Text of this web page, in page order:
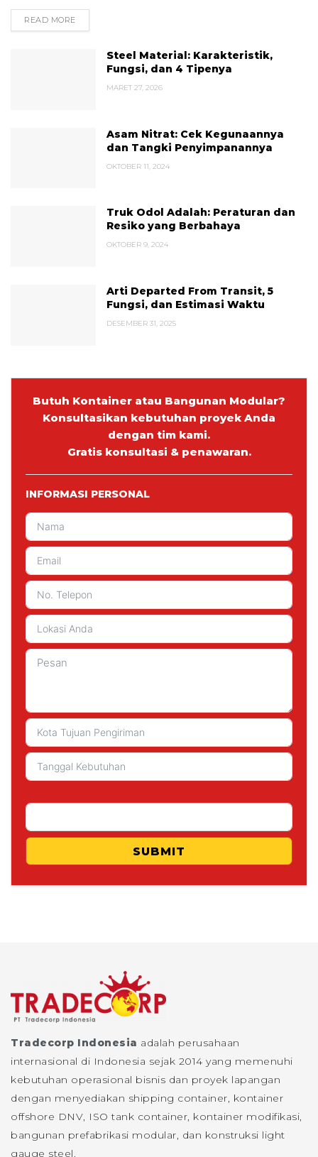
READ MORE
Steel Material: Karakteristik,
Fungsi, dan 4 Tipenya
MARET 27, 2026
Asam Nitrat: Cek Kegunaannya
dan Tangki Penyimpanannya
OKTOBER 11, 2024
Truk Odol Adalah: Peraturan dan
Resiko yang Berbahaya
OKTOBER 9, 2024
Arti Departed From Transit, 5
Fungsi, dan Estimasi Waktu
DESEMBER 31, 2025
Butuh Kontainer atau Bangunan Modular?
Konsultasikan kebutuhan proyek Anda
dengan tim kami.
Gratis konsultasi & penawaran.
INFORMASI PERSONAL
SUBMIT
Tradecorp Indonesia adalah perusahaan
internasional di Indonesia sejak 2014 yang memenuhi
kebutuhan operasional bisnis dan proyek lapangan
dengan menyediakan shipping container, kontainer
offshore DNV, ISO tank container, kontainer modifikasi,
bangunan prefabrikasi modular, dan konstruksi light
gauge steel.